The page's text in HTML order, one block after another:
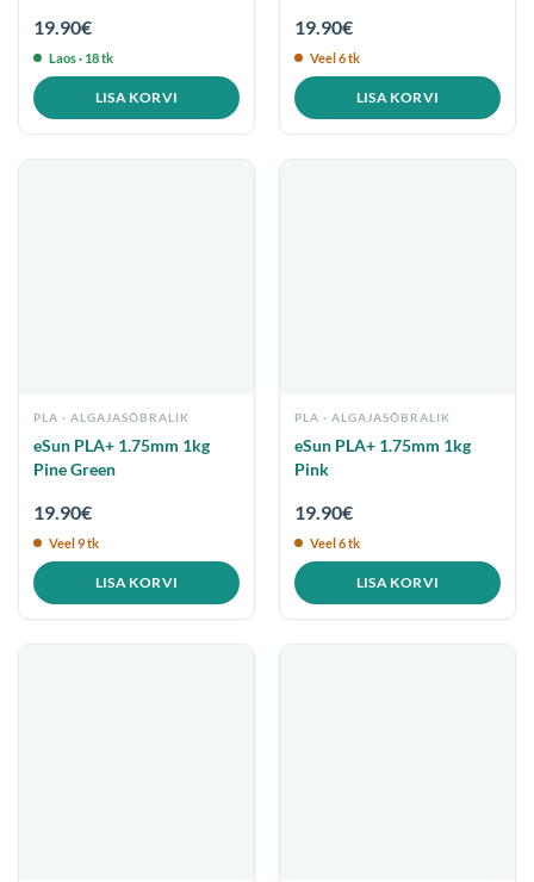
19.90€
Laos · 18 tk
LISA KORVI
19.90€
Veel 6 tk
LISA KORVI
PLA
eSun PLA+ 1.75mm 1kg
Pine Green
19.90€
Veel 9 tk
LISA KORVI
PLA
eSun PLA+ 1.75mm 1kg
Pink
19.90€
Veel 6 tk
LISA KORVI